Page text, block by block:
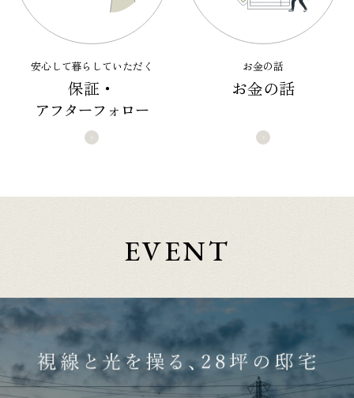
安心して暮らしていただく
保証・
アフターフォロー
お金の話
お金の話
EVENT